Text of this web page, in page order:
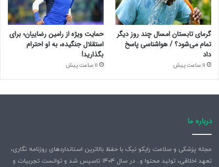
گرمای تابستان امسال چند روز دیگر
تمام می‌شود؟ / هواشناسی پاسخ
داد
11 ساعت پیش
حمایت ویژه از رامین رضاییان؛ برای
استقلال جنگیده، به او احترام
بگذارید!
11 ساعت پیش
درباره ما
مجله پزشکی و سلامت رایکو نیک با حفظ بالاترین استانداردهای روزنامه نگاری،
تعهد اخلاقی، تولید محتوا و.. در سال ۱۴۰۴ تاسیس شد و توانست تجربیات و